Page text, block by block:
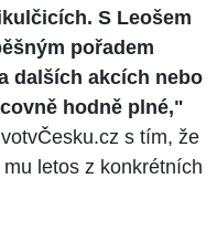
S Leošem
pořadem
dalších akcích nebo
hodně plné,"
s tím, že
letos z konkrétních